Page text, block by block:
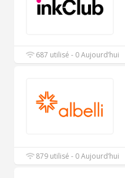
687 utilisé - 0 Aujourd’hui
879 utilisé - 0 Aujourd’hui